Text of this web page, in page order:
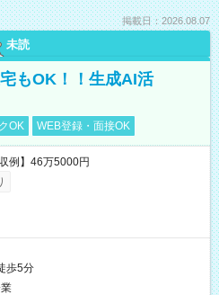
掲載日：2026.08.07
未読
もOK！！生成AI活
OK WEB登録・面接OK
例】46万5000円
歩5分